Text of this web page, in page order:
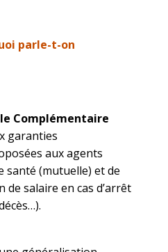
parle-t-on
Complémentaire
garanties
aux agents
santé (mutuelle) et de
de salaire en cas d’arrêt